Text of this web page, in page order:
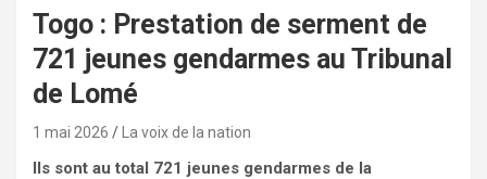
Togo : Prestation de serment de
721 jeunes gendarmes au Tribunal
de Lomé
1 mai 2026 La voix de la nation
Ils sont au total 721 jeunes gendarmes de la